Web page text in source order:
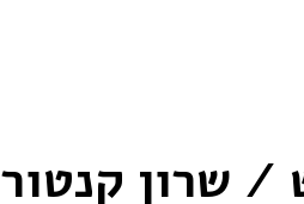
/ שרון קנטור